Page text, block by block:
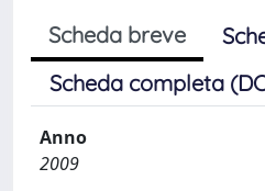
Scheda breve
Scheda completa
Anno
2009